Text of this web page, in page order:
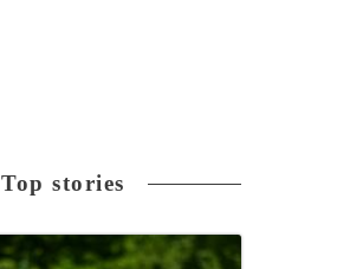
Top stories